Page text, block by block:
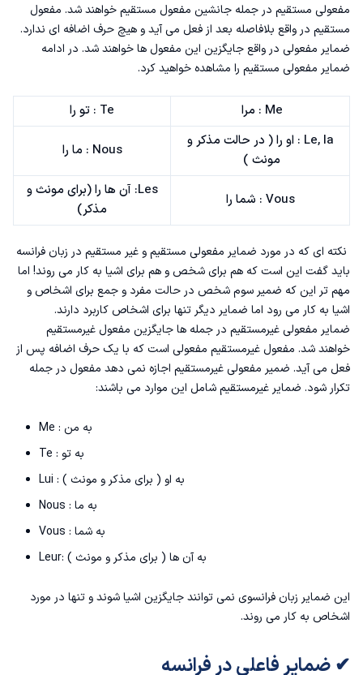
مفعولی مستقیم در جمله جانشین مفعول مستقیم خواهند شد. مفعول
مستقیم در واقع بلافاصله بعد از فعل می آید و هیچ حرف اضافه ای ندارد.
ضمایر مفعولی در واقع جایگزین این مفعول ها خواهند شد. در ادامه
ضمایر مفعولی مستقیم را مشاهده خواهید کرد.
Me : مرا
Te : تو را
Le, la : او را ( در حالت مذکر و
مونث )
Nous : ما را
Vous : شما را
Les: آن ها را ‌(برای مونث و
مذکر)
نکته ای که در مورد ضمایر مفعولی مستقیم و غیر مستقیم در زبان فرانسه
باید گفت این است که هم برای شخص و هم برای اشیا به کار می روند! اما
مهم تر این که ضمیر سوم شخص در حالت مفرد و جمع برای اشخاص و
اشیا به کار می رود اما ضمایر دیگر تنها برای اشخاص کاربرد دارند.
ضمایر مفعولی غیرمستقیم در جمله ها جایگزین مفعول غیرمستقیم
خواهند شد. مفعول غیرمستقیم مفعولی است که با یک حرف اضافه پس از
فعل می آید. ضمیر مفعولی غیرمستقیم اجازه نمی دهد مفعول در جمله
تکرار شود. ضمایر غیرمستقیم شامل این موارد می باشند:
Nous : به ما
این ضمایر زبان فرانسوی نمی توانند جایگزین اشیا شوند و تنها در مورد
اشخاص به کار می روند.
✔ ضمایر فاعلی در فرانسه